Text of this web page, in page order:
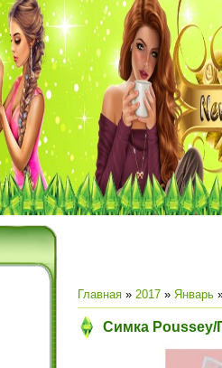
Главная » 2017 » Январь
Симка Poussey/